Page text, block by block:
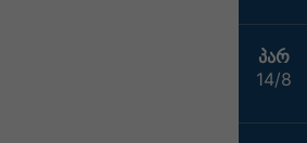
ᲞᲐᲠ
14/8